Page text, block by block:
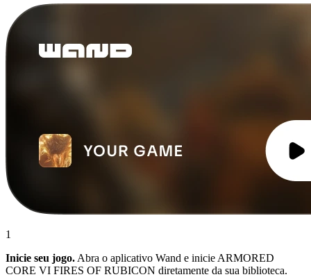
1
Inicie seu jogo. Abra o aplicativo Wand e inicie ARMORED
CORE VI FIRES OF RUBICON diretamente da sua biblioteca.